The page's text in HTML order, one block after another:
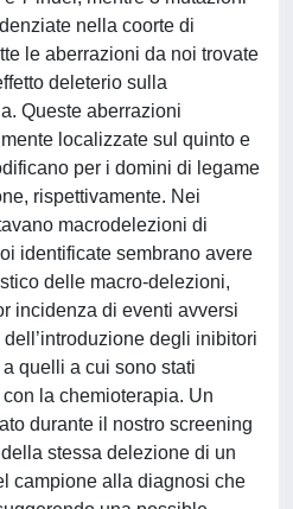
nella coorte di
le aberrazioni da noi trovate
deleterio sulla
Queste aberrazioni
localizzate sul quinto e
per i domini di legame
rispettivamente. Nei
macrodelezioni di
identificate sembrano avere
delle macro-delezioni,
incidenza di eventi avversi
degli inibitori
quelli a cui sono stati
la chemioterapia. Un
durante il nostro screening
stessa delezione di un
campione alla diagnosi che